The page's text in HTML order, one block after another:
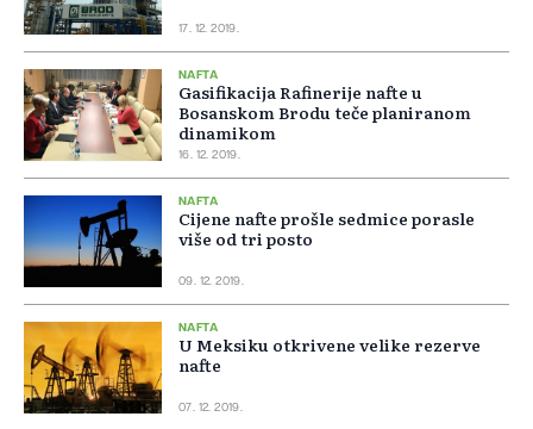
17. 12. 2019.
NAFTA
Gasifikacija Rafinerije nafte u
Bosanskom Brodu teče planiranom
dinamikom
16. 12. 2019.
NAFTA
Cijene nafte prošle sedmice porasle
više od tri posto
09. 12. 2019.
NAFTA
U Meksiku otkrivene velike rezerve
nafte
07. 12. 2019.